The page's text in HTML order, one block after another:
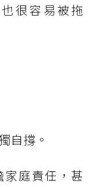
很容易被拖
自撐。
庭責任，甚